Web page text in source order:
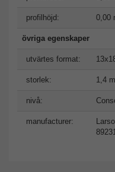
profilhöjd: 0,00
övriga egenskaper
utvärtes format:
storlek: 1,4
nivå:
manufacturer: